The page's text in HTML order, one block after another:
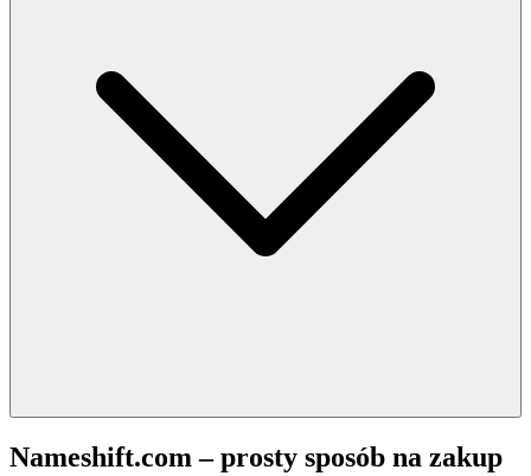
Nameshift.com – prosty sposób na zakup